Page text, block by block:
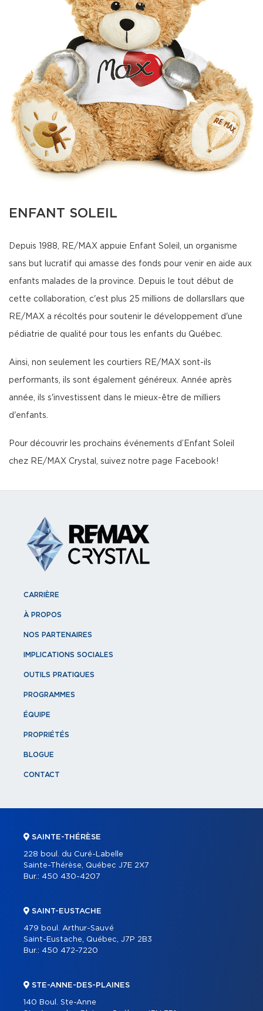
ENFANT SOLEIL
Depuis 1988, RE/MAX appuie Enfant Soleil, un organisme
sans but lucratif qui amasse des fonds pour venir en aide aux
enfants malades de la province. Depuis le tout début de
cette collaboration, c'est plus 25 millions de dollarsllars que
RE/MAX a récoltés pour soutenir le développement d'une
pédiatrie de qualité pour tous les enfants du Québec.
Ainsi, non seulement les courtiers RE/MAX sont-ils
performants, ils sont également généreux. Année après
année, ils s'investissent dans le mieux-être de milliers
d'enfants.
Pour découvrir les prochains événements d’Enfant Soleil
chez RE/MAX Crystal, suivez notre page Facebook!
CARRIÈRE
À PROPOS
NOS PARTENAIRES
IMPLICATIONS SOCIALES
OUTILS PRATIQUES
PROGRAMMES
ÉQUIPE
PROPRIÉTÉS
BLOGUE
CONTACT
SAINTE-THÉRÈSE
228 boul. du Curé-Labelle
Sainte-Thérèse, Québec J7E 2X7
Bur.: 450 430-4207
SAINT-EUSTACHE
479 boul. Arthur-Sauvé
Saint-Eustache, Québec, J7P 2B3
Bur.: 450 472-7220
STE-ANNE-DES-PLAINES
140 Boul. Ste-Anne